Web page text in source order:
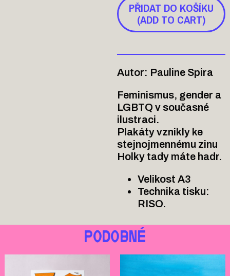
PŘIDAT DO KOŠÍKU
(ADD TO CART)
Autor: Pauline Spira
Feminismus, gender a
LGBTQ v současné
ilustraci.
Plakáty vznikly ke
stejnojmennému zinu
Holky tady máte hadr.
Velikost A3
Technika tisku:
RISO.
PODOBNÉ